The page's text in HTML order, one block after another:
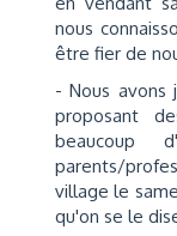
nous
être fier de
- Nous avons
proposant
beaucoup
parents/
village le
qu'on se le